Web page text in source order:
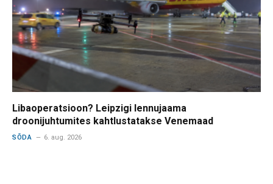
Libaoperatsioon? Leipzigi lennujaama
droonijuhtumites kahtlustatakse Venemaad
SÕDA 6. aug. 2026